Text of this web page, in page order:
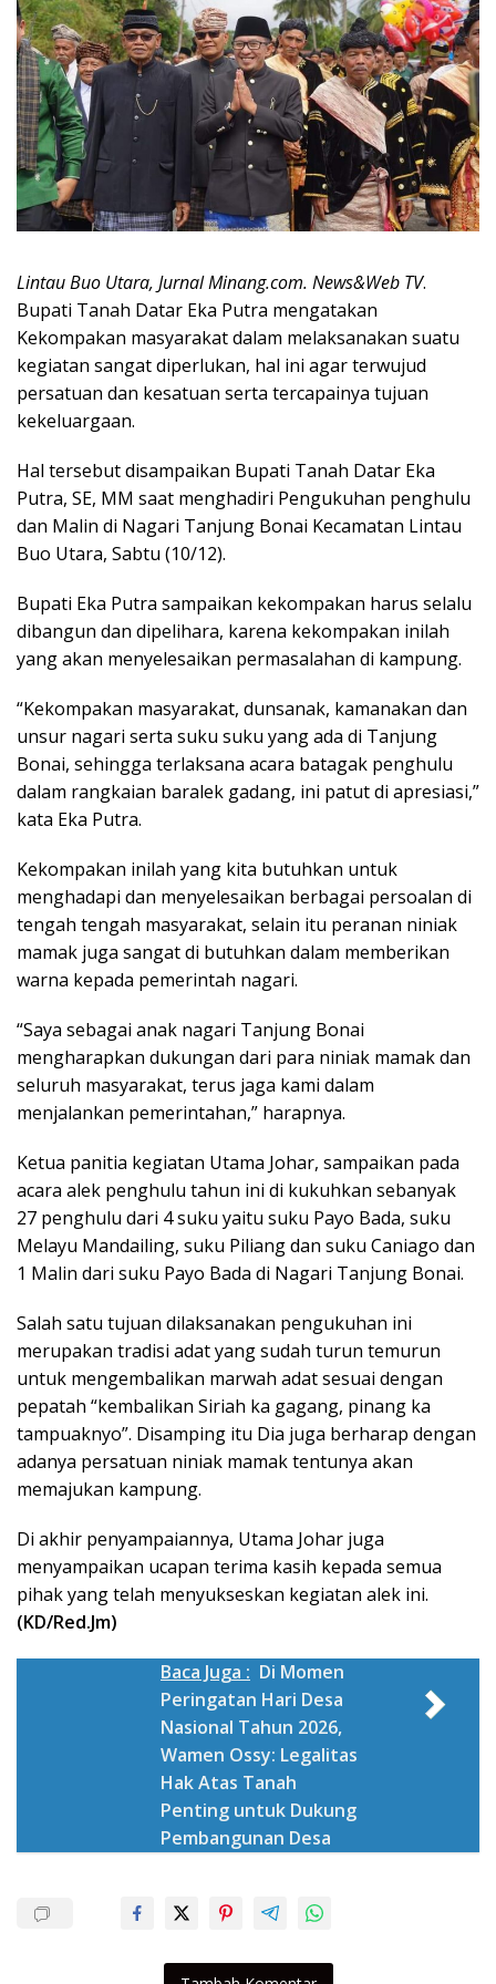
Lintau Buo Utara, Jurnal Minang.com. News&Web TV.
Bupati Tanah Datar Eka Putra mengatakan
Kekompakan masyarakat dalam melaksanakan suatu
kegiatan sangat diperlukan, hal ini agar terwujud
persatuan dan kesatuan serta tercapainya tujuan
kekeluargaan.
Hal tersebut disampaikan Bupati Tanah Datar Eka
Putra, SE, MM saat menghadiri Pengukuhan penghulu
dan Malin di Nagari Tanjung Bonai Kecamatan Lintau
Buo Utara, Sabtu (10/12).
Bupati Eka Putra sampaikan kekompakan harus selalu
dibangun dan dipelihara, karena kekompakan inilah
yang akan menyelesaikan permasalahan di kampung.
“Kekompakan masyarakat, dunsanak, kamanakan dan
unsur nagari serta suku suku yang ada di Tanjung
Bonai, sehingga terlaksana acara batagak penghulu
dalam rangkaian baralek gadang, ini patut di apresiasi,”
kata Eka Putra.
Kekompakan inilah yang kita butuhkan untuk
menghadapi dan menyelesaikan berbagai persoalan di
tengah tengah masyarakat, selain itu peranan niniak
mamak juga sangat di butuhkan dalam memberikan
warna kepada pemerintah nagari.
“Saya sebagai anak nagari Tanjung Bonai
mengharapkan dukungan dari para niniak mamak dan
seluruh masyarakat, terus jaga kami dalam
menjalankan pemerintahan,” harapnya.
Ketua panitia kegiatan Utama Johar, sampaikan pada
acara alek penghulu tahun ini di kukuhkan sebanyak
27 penghulu dari 4 suku yaitu suku Payo Bada, suku
Melayu Mandailing, suku Piliang dan suku Caniago dan
1 Malin dari suku Payo Bada di Nagari Tanjung Bonai.
Salah satu tujuan dilaksanakan pengukuhan ini
merupakan tradisi adat yang sudah turun temurun
untuk mengembalikan marwah adat sesuai dengan
pepatah “kembalikan Siriah ka gagang, pinang ka
tampuaknyo”. Disamping itu Dia juga berharap dengan
adanya persatuan niniak mamak tentunya akan
memajukan kampung.
Di akhir penyampaiannya, Utama Johar juga
menyampaikan ucapan terima kasih kepada semua
pihak yang telah menyukseskan kegiatan alek ini.
(KD/Red.Jm)
Baca Juga : Di Momen
Peringatan Hari Desa
Nasional Tahun 2026,
Wamen Ossy: Legalitas
Hak Atas Tanah
Penting untuk Dukung
Pembangunan Desa